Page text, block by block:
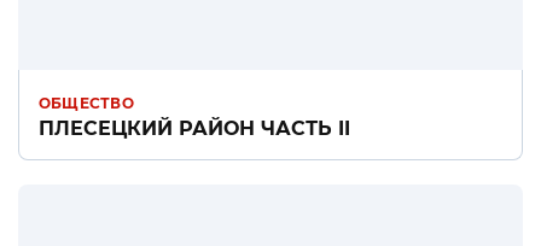
ОБЩЕСТВО
ПЛЕСЕЦКИЙ РАЙОН ЧАСТЬ II